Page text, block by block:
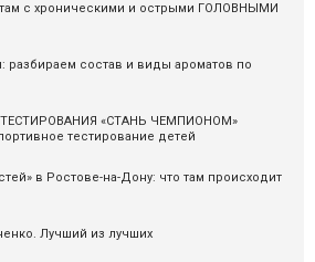
с хроническими и острыми ГОЛОВНЫМИ
состав и виды ароматов по
«СТАНЬ ЧЕМПИОНОМ»
тестирование детей
в Ростове-на-Дону: что там происходит
Лучший из лучших